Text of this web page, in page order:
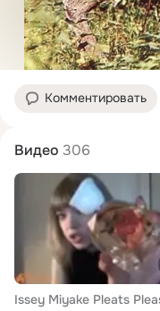
Комментировать
Видео 306